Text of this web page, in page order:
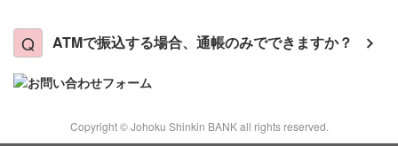
ATMで振込する場合、通帳のみでできますか？
Copyright © Johoku Shinkin BANK all rights reserved.